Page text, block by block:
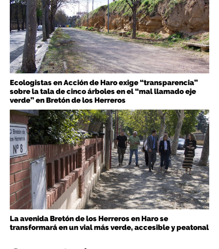
Ecologistas en Acción de Haro exige “transparencia”
sobre la tala de cinco árboles en el “mal llamado eje
verde” en Bretón de los Herreros
La avenida Bretón de los Herreros en Haro se
transformará en un vial más verde, accesible y peatonal